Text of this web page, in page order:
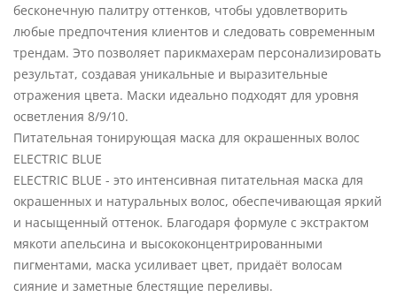
бесконечную палитру оттенков, чтобы удовлетворить
любые предпочтения клиентов и следовать современным
трендам. Это позволяет парикмахерам персонализировать
результат, создавая уникальные и выразительные
отражения цвета. Маски идеально подходят для уровня
осветления 8/9/10.
Питательная тонирующая маска для окрашенных волос
ELECTRIC BLUE
ELECTRIC BLUE - это интенсивная питательная маска для
окрашенных и натуральных волос, обеспечивающая яркий
и насыщенный оттенок. Благодаря формуле с экстрактом
мякоти апельсина и высококонцентрированными
пигментами, маска усиливает цвет, придаёт волосам
сияние и заметные блестящие переливы.